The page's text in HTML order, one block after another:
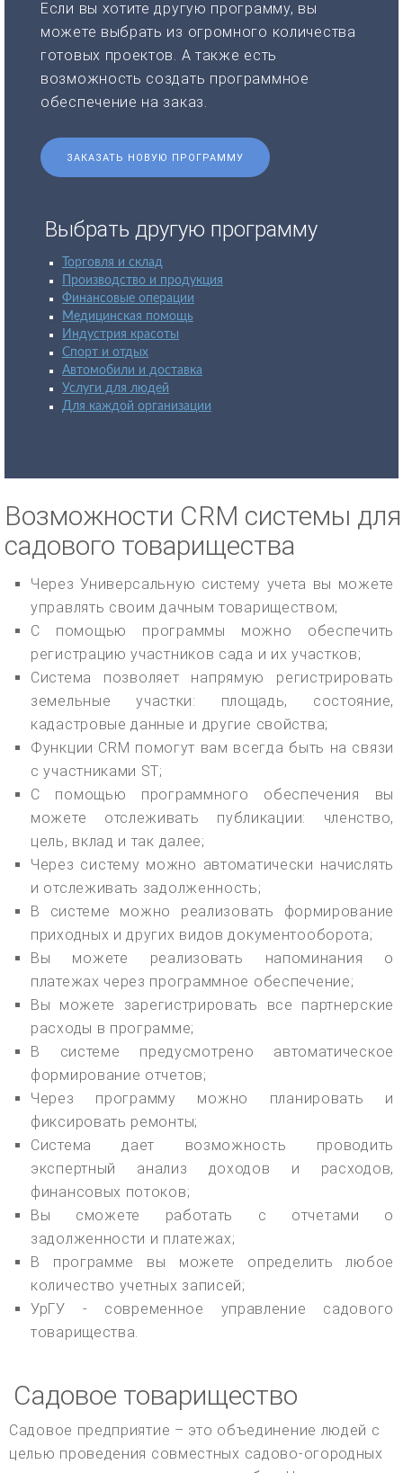
Если вы хотите другую программу, вы
можете выбрать из огромного количества
готовых проектов. А также есть
возможность создать программное
обеспечение на заказ.
ЗАКАЗАТЬ НОВУЮ ПРОГРАММУ
Выбрать другую программу
Торговля и склад
Производство и продукция
Финансовые операции
Медицинская помощь
Индустрия красоты
Спорт и отдых
Автомобили и доставка
Услуги для людей
Для каждой организации
Возможности CRM системы для
садового товарищества
Через Универсальную систему учета вы можете
управлять своим дачным товариществом;
С помощью программы можно обеспечить
регистрацию участников сада и их участков;
Система позволяет напрямую регистрировать
земельные участки: площадь, состояние,
кадастровые данные и другие свойства;
Функции CRM помогут вам всегда быть на связи
с участниками ST;
С помощью программного обеспечения вы
можете отслеживать публикации: членство,
цель, вклад и так далее;
Через систему можно автоматически начислять
и отслеживать задолженность;
В системе можно реализовать формирование
приходных и других видов документооборота;
Вы можете реализовать напоминания о
платежах через программное обеспечение;
Вы можете зарегистрировать все партнерские
расходы в программе;
В системе предусмотрено автоматическое
формирование отчетов;
Через программу можно планировать и
фиксировать ремонты;
Система дает возможность проводить
экспертный анализ доходов и расходов,
финансовых потоков;
Вы сможете работать с отчетами о
задолженности и платежах;
В программе вы можете определить любое
количество учетных записей;
УрГУ - современное управление садового
товарищества.
Садовое товарищество
Садовое предприятие – это объединение людей с
целью проведения совместных садово-огородных